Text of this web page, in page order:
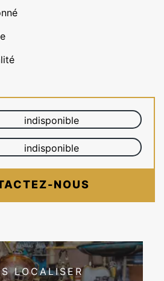
indisponible
indisponible
NOUS
LOCALISER